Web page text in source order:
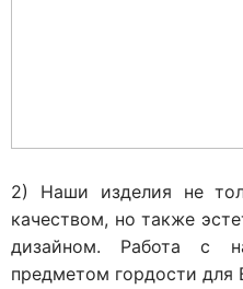
2) Наши изделия не
качеством, но также
дизайном. Работа с
предметом гордости для